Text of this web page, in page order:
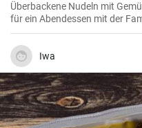
Überbackene Nudeln mit
für ein Abendessen mit der
Iwa